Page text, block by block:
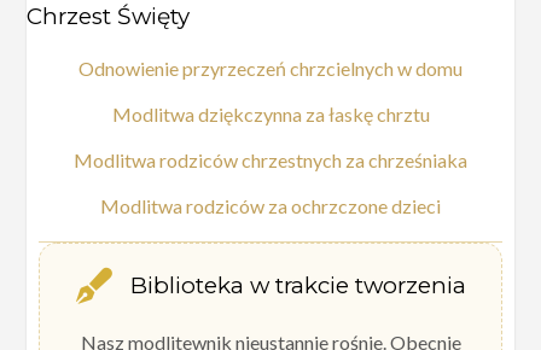
Chrzest Święty
Odnowienie przyrzeczeń chrzcielnych w domu
Modlitwa dziękczynna za łaskę chrztu
Modlitwa rodziców chrzestnych za chrześniaka
Modlitwa rodziców za ochrzczone dzieci
Biblioteka w trakcie tworzenia
Nasz modlitewnik nieustannie rośnie. Obecnie